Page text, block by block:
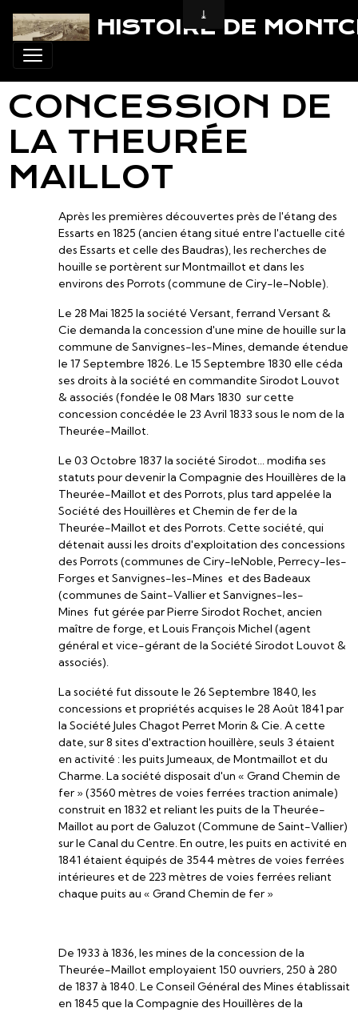
HISTOIRE DE
CONCESSION DE
LA THEURÉE
MAILLOT
Après les premières découvertes près de l'étang des
Essarts en 1825 (ancien étang situé entre l'actuelle cité
des Essarts et celle des Baudras), les recherches de
houille se portèrent sur Montmaillot et dans les
environs des Porrots (commune de Ciry-le-Noble).
Le 28 Mai 1825 la société Versant, ferrand Versant &
Cie demanda la concession d'une mine de houille sur la
commune de Sanvignes-les-Mines, demande étendue
le 17 Septembre 1826. Le 15 Septembre 1830 elle céda
ses droits à la société en commandite Sirodot Louvot
& associés (fondée le 08 Mars 1830 sur cette
concession concédée le 23 Avril 1833 sous le nom de la
Theurée-Maillot.
Le 03 Octobre 1837 la société Sirodot... modifia ses
statuts pour devenir la Compagnie des Houillères de la
Theurée-Maillot et des Porrots, plus tard appelée la
Société des Houillères et Chemin de fer de la
Theurée-Maillot et des Porrots. Cette société, qui
détenait aussi les droits d'exploitation des concessions
des Porrots (communes de Ciry-leNoble, Perrecy-les-
Forges et Sanvignes-les-Mines et des Badeaux
(communes de Saint-Vallier et Sanvignes-les-
Mines fut gérée par Pierre Sirodot Rochet, ancien
maître de forge, et Louis François Michel (agent
général et vice-gérant de la Société Sirodot Louvot &
associés).
La société fut dissoute le 26 Septembre 1840, les
concessions et propriétés acquises le 28 Août 1841 par
la Société Jules Chagot Perret Morin & Cie. A cette
date, sur 8 sites d'extraction houillère, seuls 3 étaient
en activité : les puits Jumeaux, de Montmaillot et du
Charme. La société disposait d'un « Grand Chemin de
fer » (3560 mètres de voies ferrées traction animale)
construit en 1832 et reliant les puits de la Theurée-
Maillot au port de Galuzot (Commune de Saint-Vallier)
sur le Canal du Centre. En outre, les puits en activité en
1841 étaient équipés de 3544 mètres de voies ferrées
intérieures et de 223 mètres de voies ferrées reliant
chaque puits au « Grand Chemin de fer »
De 1933 à 1836, les mines de la concession de la
Theurée-Maillot employaient 150 ouvriers, 250 à 280
de 1837 à 1840. Le Conseil Général des Mines établissait
en 1845 que la Compagnie des Houillères de la